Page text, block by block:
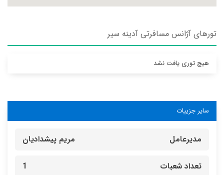
تورهای آژانس مسافرتی آدينه سير
هیچ توری یافت نشد
سایر جزییات
مدیرعامل مریم پیشدادیان
تعداد شعبات 1